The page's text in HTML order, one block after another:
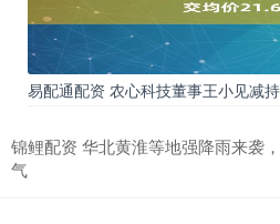
易配通配资 农心科技董事王小见减
锦鲤配资 华北黄淮等地强降雨来袭
气